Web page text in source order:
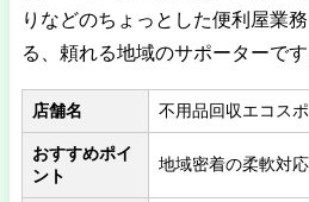
りなどのちょっとした便利屋業
る、頼れる地域のサポーターです
店舗名 不用品回収エコス
おすすめポイ
ント
地域密着の柔軟対